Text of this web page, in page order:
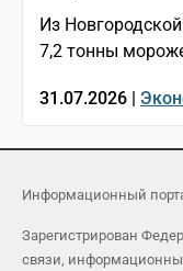
Из
7,2 тонны
31.07.2026 |
Информационный
Зарегистрирован
связи,